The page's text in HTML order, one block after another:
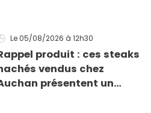
Le 05/08/2026 à 12h30
produit : ces steaks
vendus chez
présentent un